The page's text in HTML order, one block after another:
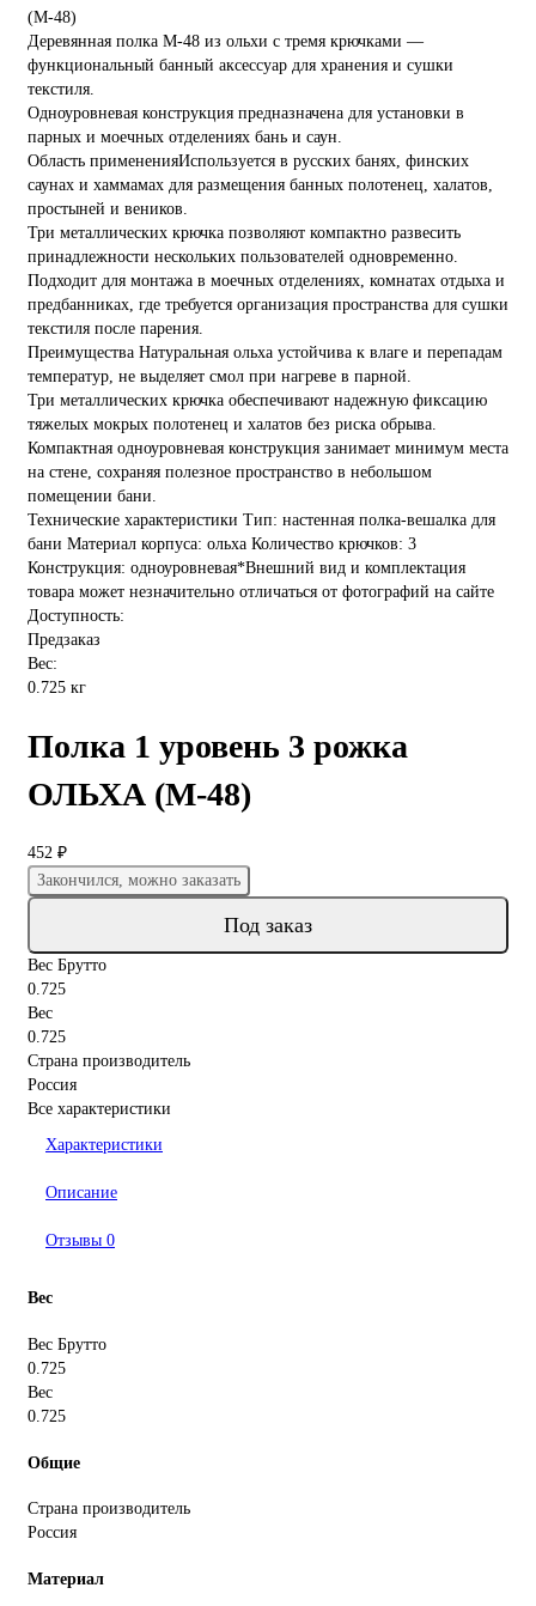
Деревянная полка М-48 из ольхи с тремя крючками —
функциональный банный аксессуар для хранения и сушки
текстиля.
Одноуровневая конструкция предназначена для установки в
парных и моечных отделениях бань и саун.
Область примененияИспользуется в русских банях, финских
саунах и хаммамах для размещения банных полотенец, халатов,
простыней и веников.
Три металлических крючка позволяют компактно развесить
принадлежности нескольких пользователей одновременно.
Подходит для монтажа в моечных отделениях, комнатах отдыха и
предбанниках, где требуется организация пространства для сушки
текстиля после парения.
Преимущества Натуральная ольха устойчива к влаге и перепадам
температур, не выделяет смол при нагреве в парной.
Три металлических крючка обеспечивают надежную фиксацию
тяжелых мокрых полотенец и халатов без риска обрыва.
Компактная одноуровневая конструкция занимает минимум места
на стене, сохраняя полезное пространство в небольшом
помещении бани.
Технические характеристики Тип: настенная полка-вешалка для
бани Материал корпуса: ольха Количество крючков: 3
Конструкция: одноуровневая*Внешний вид и комплектация
товара может незначительно отличаться от фотографий на сайте
Доступность:
Предзаказ
Вес:
0.725 кг
Полка 1 уровень 3 рожка
ОЛЬХА (М-48)
452 ₽
Закончился, можно заказать
Под заказ
Вес Брутто
0.725
Вес
0.725
Страна производитель
Россия
Все характеристики
Характеристики
Описание
Отзывы 0
Вес
Вес Брутто
0.725
Вес
0.725
Общие
Страна производитель
Россия
Материал